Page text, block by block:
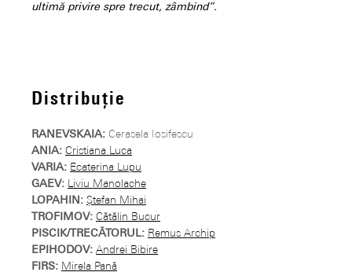
ultimă privire spre trecut, zâmbind”.
Distribuție
RANEVSKAIA: Cerasela Iosifescu
ANIA: Cristiana Luca
VARIA: Ecaterina Lupu
GAEV: Liviu Manolache
LOPAHIN: Ștefan Mihai
TROFIMOV: Cătălin Bucur
PISCIK/TRECĂTORUL: Remus Archip
EPIHODOV: Andrei Bibire
FIRS: Mirela Pană